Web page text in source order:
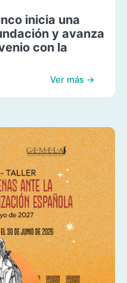
inicia una
y avanza
con la
Ver más →